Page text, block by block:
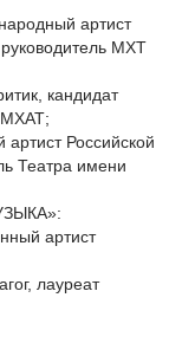
артист
МХТ
кандидат
МХАТ;
Российской
Театра имени
артист
лауреат